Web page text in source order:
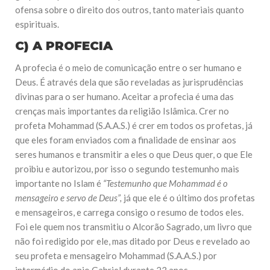
ofensa sobre o direito dos outros, tanto materiais quanto
espirituais.
C) A PROFECIA
A profecia é o meio de comunicação entre o ser humano e
Deus. É através dela que são reveladas as jurisprudências
divinas para o ser humano. Aceitar a profecia é uma das
crenças mais importantes da religião Islâmica. Crer no
profeta Mohammad (S.A.A.S.) é crer em todos os profetas, já
que eles foram enviados com a finalidade de ensinar aos
seres humanos e transmitir a eles o que Deus quer, o que Ele
proibiu e autorizou, por isso o segundo testemunho mais
importante no Islam é “Testemunho que Mohammad é o
mensageiro e servo de Deus”, já que ele é o último dos profetas
e mensageiros, e carrega consigo o resumo de todos eles.
Foi ele quem nos transmitiu o Alcorão Sagrado, um livro que
não foi redigido por ele, mas ditado por Deus e revelado ao
seu profeta e mensageiro Mohammad (S.A.A.S.) por